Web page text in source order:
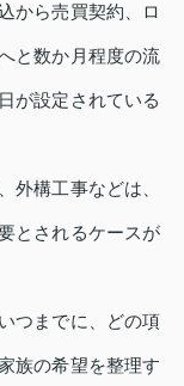
から売買契約、ロ
と数か月程度の流
が設定されている
外構工事などは、
とされるケースが
つまでに、どの項
族の希望を整理す